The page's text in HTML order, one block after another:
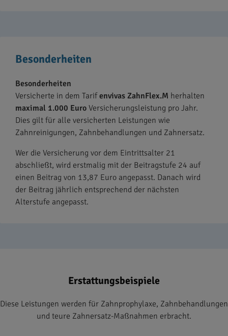
Besonderheiten
Besonderheiten
Versicherte in dem Tarifenvivas ZahnFlex.M herhalten
maximal 1.000 Euro Versicherungsleistung pro Jahr.
Dies gilt für alle versicherten Leistungen wie
Zahnreinigungen, Zahnbehandlungen und Zahnersatz.
Wer die Versicherung vor dem Eintrittsalter 21
abschließt, wird erstmalig mit der Beitragstufe 24 auf
einen Beitrag von 13,87 Euro angepasst. Danach wird
der Beitrag jährlich entsprechend der nächsten
Alterstufe angepasst.
Erstattungsbeispiele
Diese Leistungen werden für Zahnprophylaxe, Zahnbehandlungen
und teure Zahnersatz-Maßnahmen erbracht.